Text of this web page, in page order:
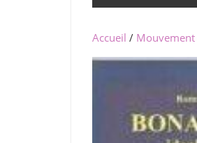
Accueil /